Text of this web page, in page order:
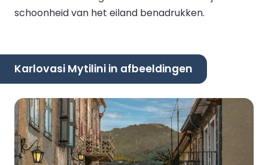
schoonheid van het eiland benadrukken.
Karlovasi Mytilini in afbeeldingen